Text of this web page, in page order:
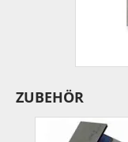
ZUBEHÖR